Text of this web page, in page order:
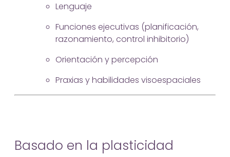
Lenguaje
Funciones ejecutivas (planificación,
razonamiento, control inhibitorio)
Orientación y percepción
Praxias y habilidades visoespaciales
Basado en la plasticidad